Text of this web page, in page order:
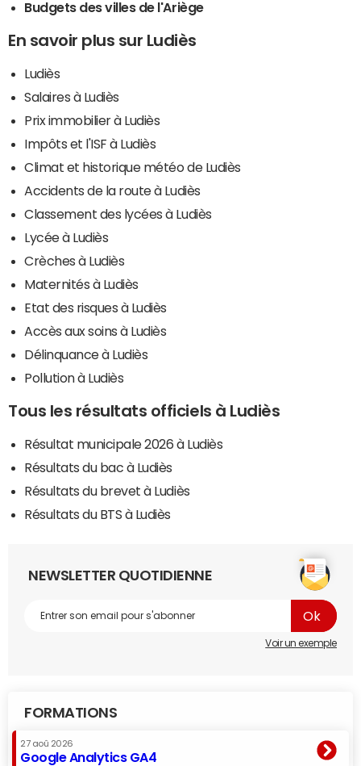
Budgets des villes de l'Ariège
En savoir plus sur Ludiès
Ludiès
Salaires à Ludiès
Prix immobilier à Ludiès
Impôts et l'ISF à Ludiès
Climat et historique météo de Ludiès
Accidents de la route à Ludiès
Classement des lycées à Ludiès
Lycée à Ludiès
Crèches à Ludiès
Maternités à Ludiès
Etat des risques à Ludiès
Accès aux soins à Ludiès
Délinquance à Ludiès
Pollution à Ludiès
Tous les résultats officiels à Ludiès
Résultat municipale 2026 à Ludiès
Résultats du bac à Ludiès
Résultats du brevet à Ludiès
Résultats du BTS à Ludiès
NEWSLETTER QUOTIDIENNE
Voir un exemple
FORMATIONS
27 aoû 2026
Google Analytics GA4